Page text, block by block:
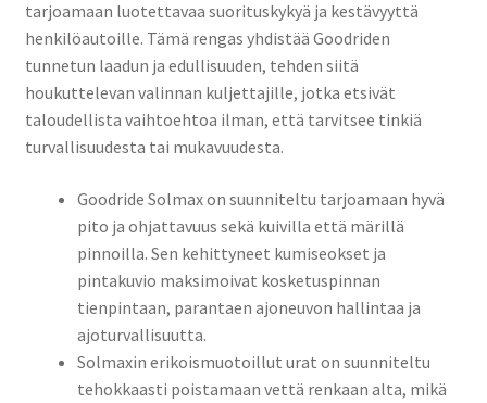
tarjoamaan luotettavaa suorituskykyä ja kestävyyttä
henkilöautoille. Tämä rengas yhdistää Goodriden
tunnetun laadun ja edullisuuden, tehden siitä
houkuttelevan valinnan kuljettajille, jotka etsivät
taloudellista vaihtoehtoa ilman, että tarvitsee tinkiä
turvallisuudesta tai mukavuudesta.
Goodride Solmax on suunniteltu tarjoamaan hyvä
pito ja ohjattavuus sekä kuivilla että märillä
pinnoilla. Sen kehittyneet kumiseokset ja
pintakuvio maksimoivat kosketuspinnan
tienpintaan, parantaen ajoneuvon hallintaa ja
ajoturvallisuutta.
Solmaxin erikoismuotoillut urat on suunniteltu
tehokkaasti poistamaan vettä renkaan alta, mikä